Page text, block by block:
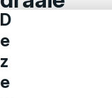
nde te
houde
n?
D
e
z
e